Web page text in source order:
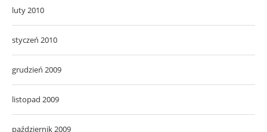
luty 2010
styczeń 2010
grudzień 2009
listopad 2009
październik 2009